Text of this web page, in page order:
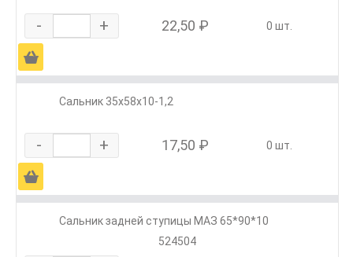
- + 22,50 ₽ 0 шт.
Ä
Сальник 35х58х10-1,2
- + 17,50 ₽ 0 шт.
Ä
Сальник задней ступицы МАЗ 65*90*10
524504